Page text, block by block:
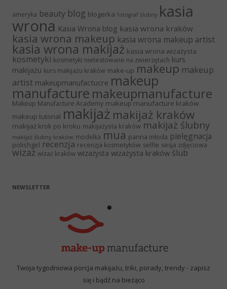
ameryka beauty blog blogerka fotograf ślubny kasia
wrona Kasia Wrona blog kasia wrona kraków
kasia wrona makeup kasia wrona makeup artist
kasia wrona makijaż kasia wrona wizażysta
kosmetyki kosmetyki nietestowane na zwierzętach kurs
makijażu kurs makijażu kraków make-up makeup makeup
artist makeupmanufactucre makeup
manufacture makeupmanufacture
Makeup Manufacture Academy makeup manufacture kraków
makeup tutorial makijaż makijaż kraków
makijaż krok po kroku makijażysta kraków makijaż ślubny
makijaż ślubny kraków modelka mua panna młoda pielęgnacja
polishgirl recenzja recenzja kosmetyków selfie sesja zdjęciowa
wizaż wizaż kraków wizażysta wizażysta kraków ślub
NEWSLETTER
Twoja tygodniowa porcja makijażu, triki, porady, trendy - zapisz
się i bądź na bieżąco